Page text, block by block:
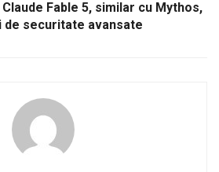
Fable 5, similar cu Mythos,
de securitate avansate